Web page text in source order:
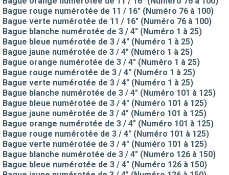
Bague rouge numérotée de 11 / 16" (Numéro 76 à 100)
Bague verte numérotée de 11 / 16" (Numéro 76 à 100)
Bague blanche numérotée de 3 / 4" (Numéro 1 à 25)
Bague bleue numérotée de 3 / 4" (Numéro 1 à 25)
Bague jaune numérotée de 3 / 4" (Numéro 1 à 25)
Bague orange numérotée de 3 / 4" (Numéro 1 à 25)
Bague rouge numérotée de 3 / 4" (Numéro 1 à 25)
Bague verte numérotée de 3 / 4" (Numéro 1 à 25)
Bague blanche numérotée de 3 / 4" (Numéro 101 à 125)
Bague bleue numérotée de 3 / 4" (Numéro 101 à 125)
Bague jaune numérotée de 3 / 4" (Numéro 101 à 125)
Bague orange numérotée de 3 / 4" (Numéro 101 à 125)
Bague rouge numérotée de 3 / 4" (Numéro 101 à 125)
Bague verte numérotée de 3 / 4" (Numéro 101 à 125)
Bague blanche numérotée de 3 / 4" (Numéro 126 à 150)
Bague bleue numérotée de 3 / 4" (Numéro 126 à 150)